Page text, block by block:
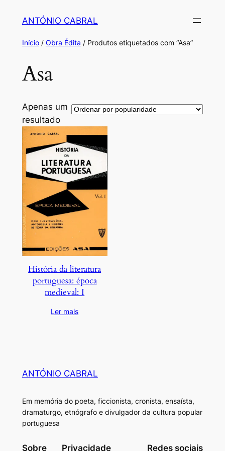
conteúdo
ANTÓNIO CABRAL
Início/ Obra Édita / Produtos etiquetados com “Asa”
Asa
Apenas um
resultado
História da literatura
portuguesa: época
medieval: I
Ler mais
ANTÓNIO CABRAL
Em memória do poeta, ficcionista, cronista, ensaísta,
dramaturgo, etnógrafo e divulgador da cultura popular
portuguesa
Sobre Privacidade Redes sociais